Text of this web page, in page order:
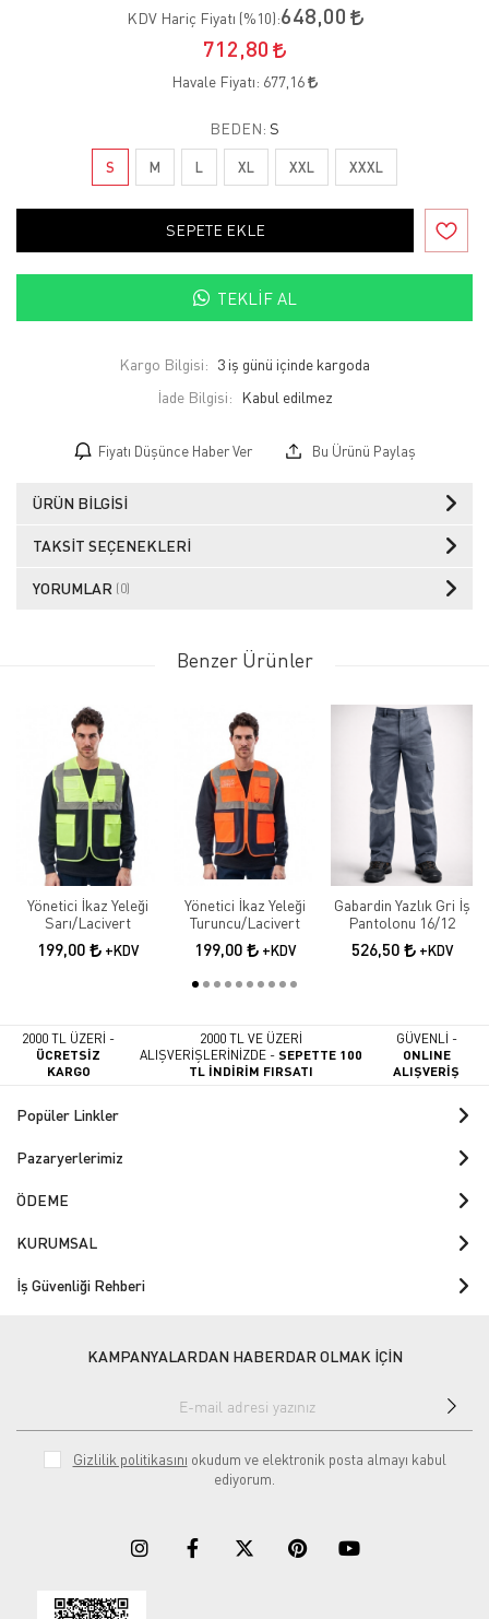
KDV Hariç Fiyatı (%10):648,00
712,80
Havale Fiyatı: 677,16
BEDEN: S
S M L XL XXL XXXL
SEPETE EKLE
TEKLIF AL
Kargo Bilgisi: 3 iş günü içinde kargoda
İade Bilgisi:
Fiyatı Düşünce Haber Ver Bu Ürünü Paylaş
ÜRÜN BILGISI
TAKSIT SEÇENEKLERI
YORUMLAR (0)
Benzer Ürünler
Yönetici İkaz Yeleği
Sarı/Lacivert
199,00 +KDV
Yönetici İkaz Yeleği
Turuncu/Lacivert
199,00 +KDV
Gabardin Yazlık Gri İş
Pantolonu 16/12
526,50 +KDV
2000 TL ÜZERİ -
ÜCRETSİZ
KARGO
2000 TL VE ÜZERİ
ALIŞVERİŞLERİNİZDE -SEPETTE 100
TL İNDİRİM FIRSATI
GÜVENLİ -
ONLINE
ALIŞVERİŞ
Popüler Linkler
Pazaryerlerimiz
ÖDEME
KURUMSAL
İş Güvenliği Rehberi
KAMPANYALARDAN HABERDAR OLMAK İÇİN
Gizlilik politikasını okudum ve elektronik posta almayı kabul
ediyorum.